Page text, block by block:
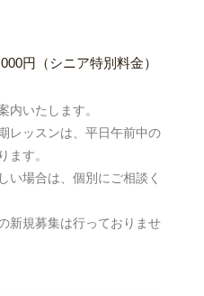
円（シニア特別料金）
いたします。
レッスンは、平日午前中の
ます。
い場合は、個別にご相談く
新規募集は行っておりませ